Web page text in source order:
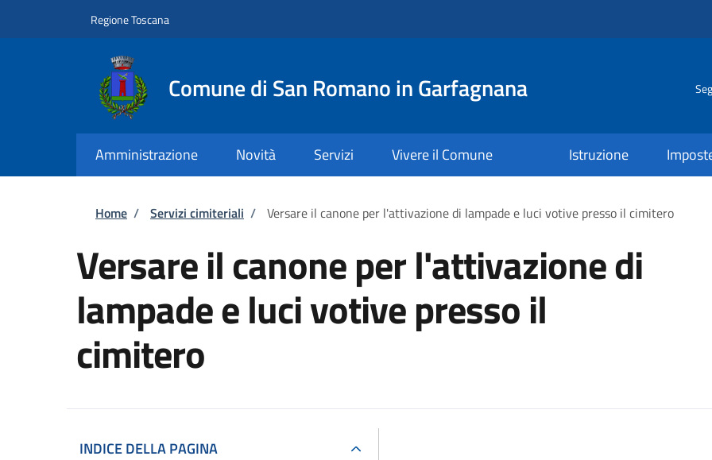
Regione Toscana
Comune di San Romano in Garfagnana
Amministrazione Novità Servizi Vivere il Comune Istruzione
Briciole di pane
Home / Servizi cimiteriali / Versare il canone per l'attivazione di lampade e luci votive presso il cimitero
Versare il canone per l'attivazione di
lampade e luci votive presso il
cimitero
INDICE DELLA PAGINA